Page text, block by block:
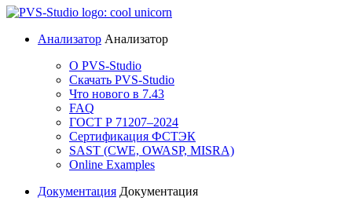
Анализатор Анализатор
О PVS-Studio
Скачать PVS-Studio
Что нового в 7.43
FAQ
ГОСТ Р 71207–2024
Сертификация ФСТЭК
SAST (CWE, OWASP, MISRA)
Online Examples
Документация Документация